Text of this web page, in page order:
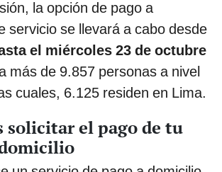
la opción de pago a
servicio se llevará a cabo desde
el miércoles 23 de octubre
más de 9.857 personas a nivel
cuales, 6.125 residen en Lima.
solicitar el pago de tu